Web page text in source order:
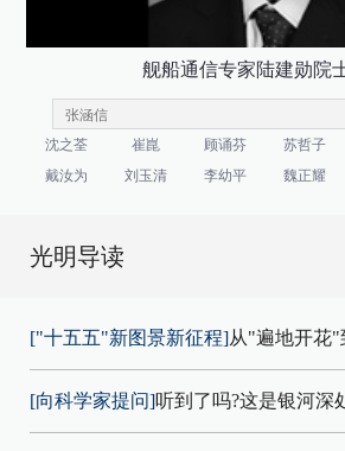
舰船通信专家陆建勋院
沈之荃 崔崑 顾诵芬 苏哲子
戴汝为
刘玉清 李幼平 魏正耀
光明导读
["十五五"新图景新征程]从"遍地开花
[向科学家提问]听到了吗?这是银河深